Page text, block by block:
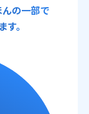
の一部で
。